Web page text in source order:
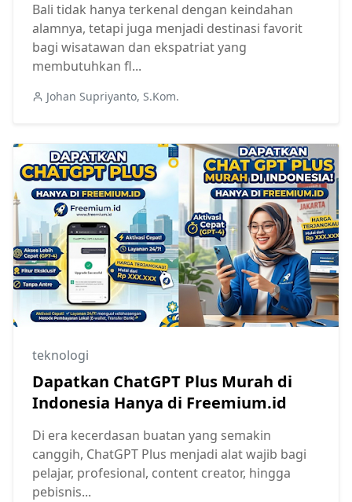
Bali tidak hanya terkenal dengan keindahan
alamnya, tetapi juga menjadi destinasi favorit
bagi wisatawan dan ekspatriat yang
membutuhkan fl...
Johan Supriyanto, S.Kom.
teknologi
Dapatkan ChatGPT Plus Murah di
Indonesia Hanya di Freemium.id
Di era kecerdasan buatan yang semakin
canggih, ChatGPT Plus menjadi alat wajib bagi
pelajar, profesional, content creator, hingga
pebisnis...